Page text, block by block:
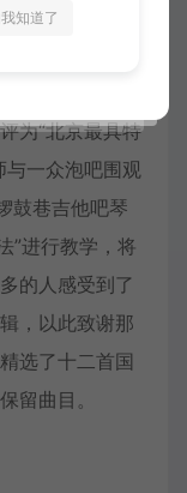
它弹奏、民谣
为“北京最具特
与一众泡吧围观
鼓巷吉他吧琴
”进行教学，将
的人感受到了
，以此致谢那
选了十二首国
留曲目。
知道了